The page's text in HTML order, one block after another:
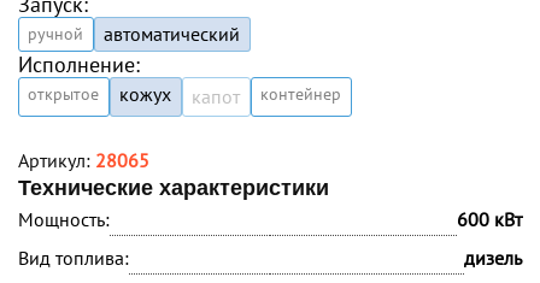
ручной автоматический
Исполнение:
открытое кожух капот контейнер
Артикул: 28065
Технические характеристики
Мощность:
600 кВт
Вид топлива:
дизель